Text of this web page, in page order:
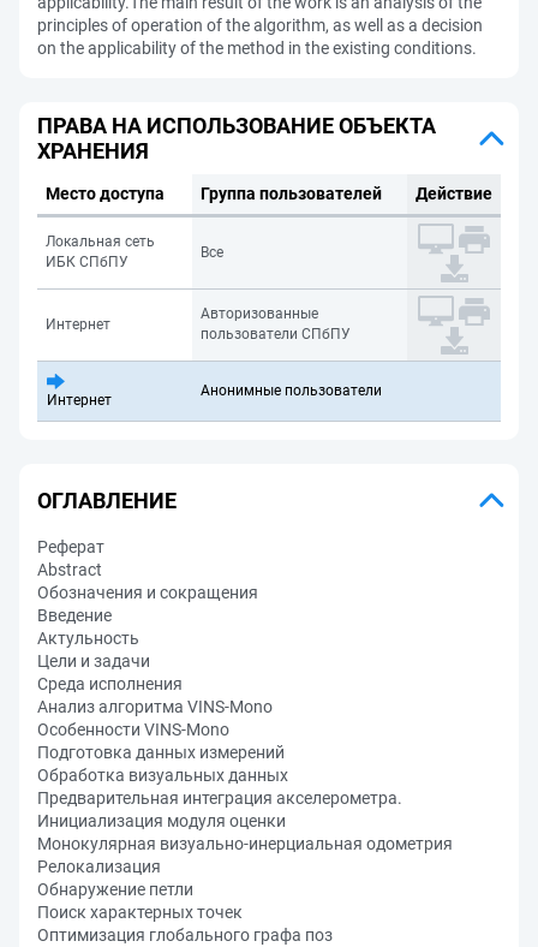
principles of operation of the algorithm, as well as a decision
on the applicability of the method in the existing conditions.
ПРАВА НА ИСПОЛЬЗОВАНИЕ ОБЪЕКТА
ХРАНЕНИЯ
Место доступа Группа пользователей Действие
Локальная сеть
ИБК СПбПУ
Все
Интернет
Авторизованные
пользователи СПбПУ
Интернет
Анонимные пользователи
ОГЛАВЛЕНИЕ
Реферат
Abstract
Обозначения и сокращения
Введение
Актульность
Цели и задачи
Среда исполнения
Анализ алгоритма VINS-Mono
Особенности VINS-Mono
Подготовка данных измерений
Обработка визуальных данных
Предварительная интеграция акселерометра.
Инициализация модуля оценки
Монокулярная визуально-инерциальная одометрия
Релокализация
Обнаружение петли
Поиск характерных точек
Оптимизация глобального графа поз